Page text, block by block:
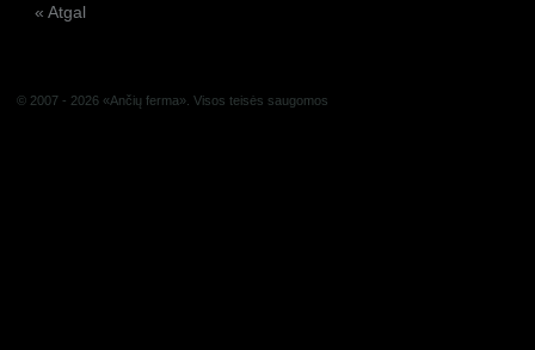
« Atgal
© 2007 - 2026 «Ančių ferma». Visos teisės saugomos